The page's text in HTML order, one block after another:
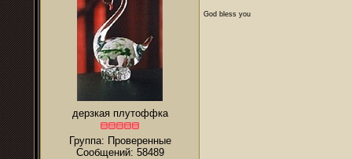
дерзкая плутоффка
Группа: Проверенные
Сообщений: 58489
God bless you